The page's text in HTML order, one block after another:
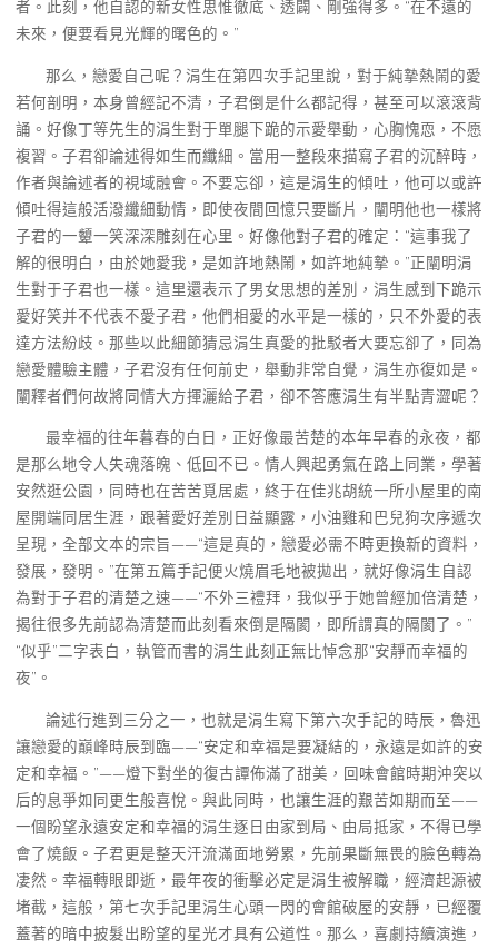
者。此刻，他自認的新女性思惟徹底、透闢、剛強得多。“在不遠的
未來，便要看見光輝的曙色的。”
那么，戀愛自己呢？涓生在第四次手記里說，對于純摯熱鬧的愛
若何剖明，本身曾經記不清，子君倒是什么都記得，甚至可以滾滾背
誦。好像丁等先生的涓生對于單腿下跪的示愛舉動，心胸愧恧，不愿
複習。子君卻論述得如生而纖細。當用一整段來描寫子君的沉醉時，
作者與論述者的視域融會。不要忘卻，這是涓生的傾吐，他可以或許
傾吐得這般活潑纖細動情，即使夜間回憶只要斷片，闡明他也一樣將
子君的一顰一笑深深雕刻在心里。好像他對子君的確定：“這事我了
解的很明白，由於她愛我，是如許地熱鬧，如許地純摯。”正闡明涓
生對于子君也一樣。這里還表示了男女思想的差別，涓生感到下跪示
愛好笑并不代表不愛子君，他們相愛的水平是一樣的，只不外愛的表
達方法紛歧。那些以此細節猜忌涓生真愛的批駁者大要忘卻了，同為
戀愛體驗主體，子君沒有任何前史，舉動非常自覺，涓生亦復如是。
闡釋者們何故將同情大方揮灑給子君，卻不答應涓生有半點青澀呢？
最幸福的往年暮春的白日，正好像最苦楚的本年早春的永夜，都
是那么地令人失魂落魄、低回不已。情人興起勇氣在路上同業，學著
安然逛公園，同時也在苦苦覓居處，終于在佳兆胡統一所小屋里的南
屋開端同居生涯，跟著愛好差別日益顯露，小油雞和巴兒狗次序遞次
呈現，全部文本的宗旨——“這是真的，戀愛必需不時更換新的資料，
發展，發明。”在第五篇手記便火燒眉毛地被拋出，就好像涓生自認
為對于子君的清楚之速——“不外三禮拜，我似乎于她曾經加倍清楚，
揭往很多先前認為清楚而此刻看來倒是隔閡，即所謂真的隔閡了。”
“似乎”二字表白，執管而書的涓生此刻正無比悼念那“安靜而幸福的
夜”。
論述行進到三分之一，也就是涓生寫下第六次手記的時辰，魯迅
讓戀愛的巔峰時辰到臨——“安定和幸福是要凝結的，永遠是如許的安
定和幸福。”——燈下對坐的復古譚佈滿了甜美，回味會館時期沖突以
后的息爭如同更生般喜悅。與此同時，也讓生涯的艱苦如期而至——
一個盼望永遠安定和幸福的涓生逐日由家到局、由局抵家，不得已學
會了燒飯。子君更是整天汗流滿面地勞累，先前果斷無畏的臉色轉為
凄然。幸福轉眼即逝，最年夜的衝擊必定是涓生被解職，經濟起源被
堵截，這般，第七次手記里涓生心頭一閃的會館破屋的安靜，已經覆
蓋著的暗中披髮出盼望的星光才具有公道性。那么，喜劇持續演進，